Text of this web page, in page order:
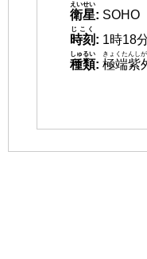
衛星
えいせい
: SOHO
時刻
じこく
: 1時18
種類
しゅるい
: 極端紫
きょくたんし